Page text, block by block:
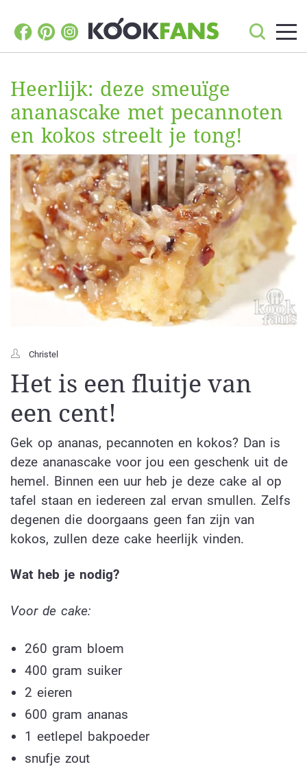
Heerlijk: deze smeuïge
ananascake met pecannoten
en kokos streelt je tong!
Christel
Het is een fluitje van
een cent!
Gek op ananas, pecannoten en kokos? Dan is
deze ananascake voor jou een geschenk uit de
hemel. Binnen een uur heb je deze cake al op
tafel staan en iedereen zal ervan smullen. Zelfs
degenen die doorgaans geen fan zijn van
kokos, zullen deze cake heerlijk vinden.
Wat heb je nodig?
Voor de cake:
260 gram bloem
400 gram suiker
2 eieren
600 gram ananas
1 eetlepel bakpoeder
snufje zout